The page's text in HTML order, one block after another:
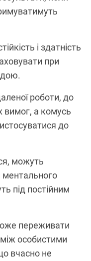
і здатність
при
роботи, до
вимог, а комусь
до
можуть
ментального
під постійним
переживати
особистими
вчасно не